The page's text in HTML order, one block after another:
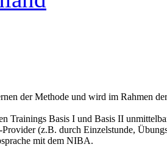
der Methode und wird im Rahmen
Trainings Basis I und Basis II
(z.B. durch Einzelstunde,
mit dem NIBA.